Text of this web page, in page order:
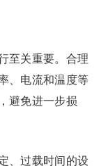
至关重要。合理
、电流和温度等
避免进一步损
、过载时间的设